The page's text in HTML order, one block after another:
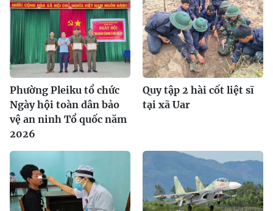
Phường Pleiku tổ chức
Ngày hội toàn dân bảo
vệ an ninh Tổ quốc năm
2026
Quy tập 2 hài cốt liệt sĩ
tại xã Uar